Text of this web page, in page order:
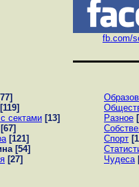
fb.com/
[119]
сектами [13]
[67]
[121]
[54]
[27]
Разное
Спорт
Чудеса